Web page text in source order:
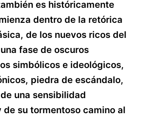
es históricamente
dentro de la retórica
de los nuevos ricos del
fase de oscuros
simbólicos e ideológicos,
piedra de escándalo,
una sensibilidad
su tormentoso camino al